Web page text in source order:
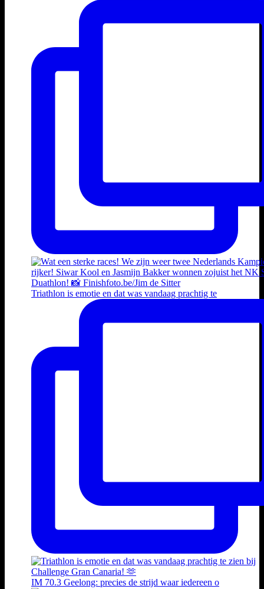
Triathlon is emotie en dat was vandaag prachtig te
IM 70.3 Geelong: precies de strijd waar iedereen o